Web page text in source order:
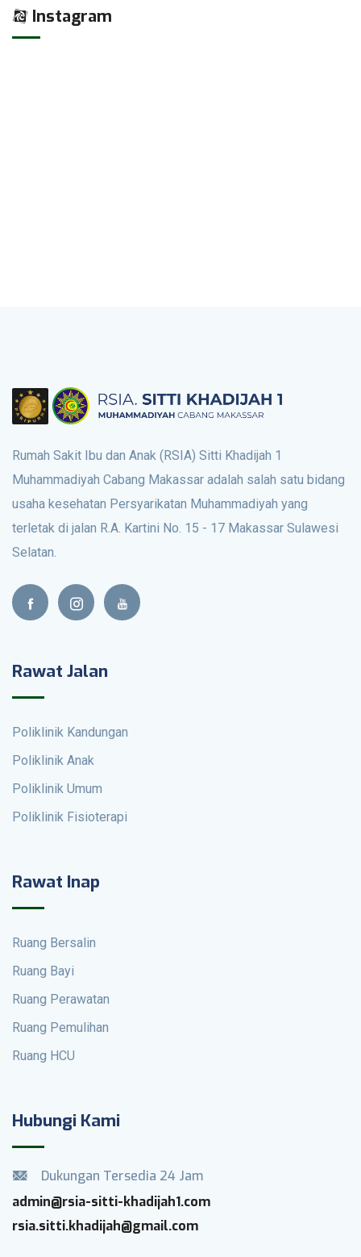
Instagram
Rumah Sakit Ibu dan Anak (RSIA) Sitti Khadijah 1
Muhammadiyah Cabang Makassar adalah salah satu bidang
usaha kesehatan Persyarikatan Muhammadiyah yang
terletak di jalan R.A. Kartini No. 15 - 17 Makassar Sulawesi
Selatan.
Rawat Jalan
Poliklinik Kandungan
Poliklinik Anak
Poliklinik Umum
Poliklinik Fisioterapi
Rawat Inap
Ruang Bersalin
Ruang Bayi
Ruang Perawatan
Ruang Pemulihan
Ruang HCU
Hubungi Kami
Dukungan Tersedia 24 Jam
admin@rsia-sitti-khadijah1.com
rsia.sitti.khadijah@gmail.com